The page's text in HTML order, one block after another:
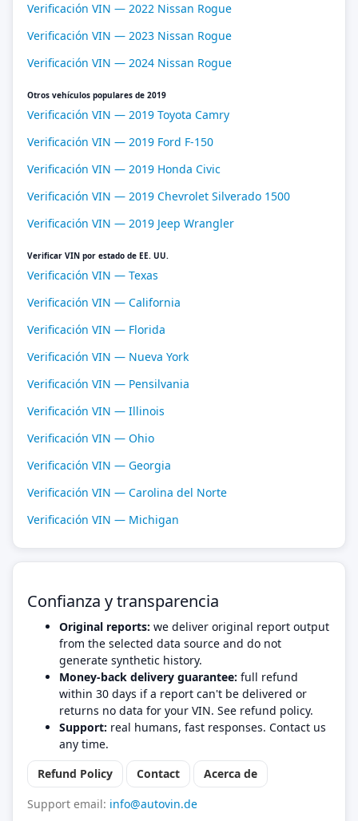
Verificación VIN — 2022 Nissan Rogue
Verificación VIN — 2023 Nissan Rogue
Verificación VIN — 2024 Nissan Rogue
Otros vehículos populares de 2019
Verificación VIN — 2019 Toyota Camry
Verificación VIN — 2019 Ford F-150
Verificación VIN — 2019 Honda Civic
Verificación VIN — 2019 Chevrolet Silverado 1500
Verificación VIN — 2019 Jeep Wrangler
Verificar VIN por estado de EE. UU.
Verificación VIN — Texas
Verificación VIN — California
Verificación VIN — Florida
Verificación VIN — Nueva York
Verificación VIN — Pensilvania
Verificación VIN — Illinois
Verificación VIN — Ohio
Verificación VIN — Georgia
Verificación VIN — Carolina del Norte
Verificación VIN — Michigan
Confianza y transparencia
Original reports: we deliver original report output
from the selected data source and do not
generate synthetic history.
Money-back delivery guarantee: full refund
within 30 days if a report can't be delivered or
returns no data for your VIN. See refund policy.
Support: real humans, fast responses. Contact us
any time.
Refund Policy
Contact
Acerca de
Support email: info@autovin.de